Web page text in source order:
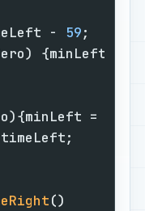
-
59
{minLeft =
()